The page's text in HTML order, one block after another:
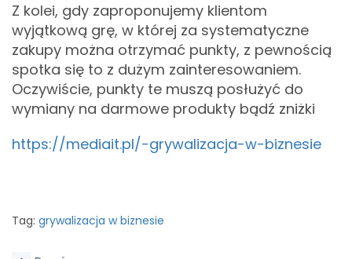
Z kolei, gdy zaproponujemy klientom
wyjątkową grę, w której za systematyczne
zakupy można otrzymać punkty, z pewnością
spotka się to z dużym zainteresowaniem.
Oczywiście, punkty te muszą posłużyć do
wymiany na darmowe produkty bądź zniżki
https://mediait.pl/-grywalizacja-w-biznesie
Tag: grywalizacja w biznesie